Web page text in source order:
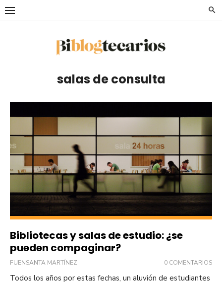
Saltar
salas de consulta
Bibliotecas y salas de estudio: ¿se
pueden compaginar?
FUENSANTA MARTÍNEZ 0 COMENTARIOS
Todos los años por estas fechas, un aluvión de estudiantes